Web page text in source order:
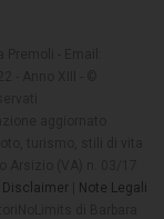
Disclaimer
Note Legali